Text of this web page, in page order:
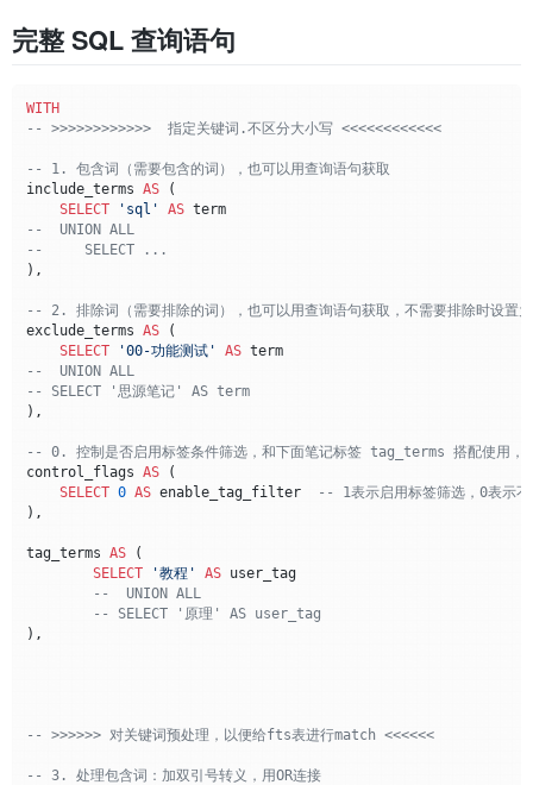
完整 SQL 查询语句
WITH
-- >>>>>>>>>>>>  指定关键词.不区分大小写 <<<<<<<<<<<<
-- 1. 包含词（需要包含的词），也可以用查询语句获取
include_terms AS (
SELECT
'sql' AS
term
--  UNION ALL
--     SELECT ...
),
-- 2. 排除词（需要排除的词），也可以用查询语句获取，不需要排除时设置
exclude_terms AS (
SELECT
'00-功能测试' AS
term
--  UNION ALL
-- SELECT '思源笔记' AS term
),
-- 0. 控制是否启用标签条件筛选，和下面笔记标签 tag_terms 搭配使用，
control_flags AS (
SELECT 0 AS enable_tag_filter
-- 1表示启用标签筛选，0表示不
),
tag_terms AS (
SELECT
'教程' AS user_tag
--  UNION ALL
-- SELECT '原理' AS user_tag
),
-- >>>>>> 对关键词预处理，以便给fts表进行match <<<<<<
-- 3. 处理包含词：加双引号转义，用OR连接